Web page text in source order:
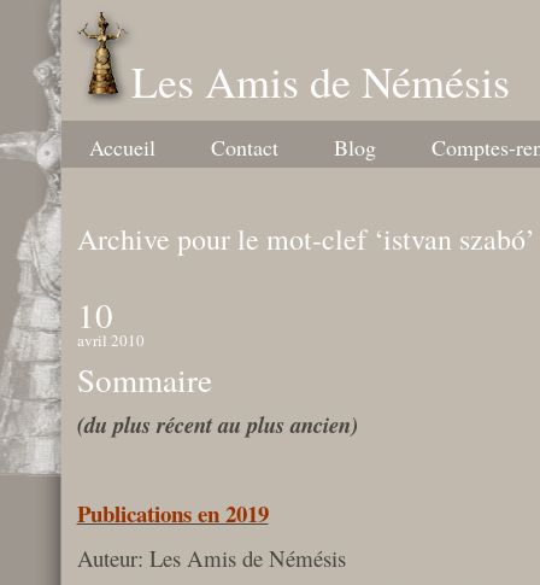
Les Amis de Némésis
Accueil Contact Blog Comptes-
Archive pour le mot-clef ‘istvan szabó’
10
avril 2010
Sommaire
(du plus récent au plus ancien)
Publications en 2019
Auteur: Les Amis de Némésis